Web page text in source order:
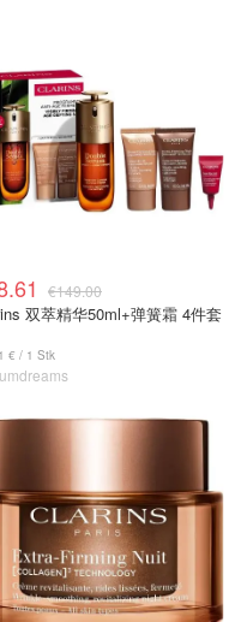
€149.00
双萃精华50ml+弹簧霜 4件套
€ / 1 Stk